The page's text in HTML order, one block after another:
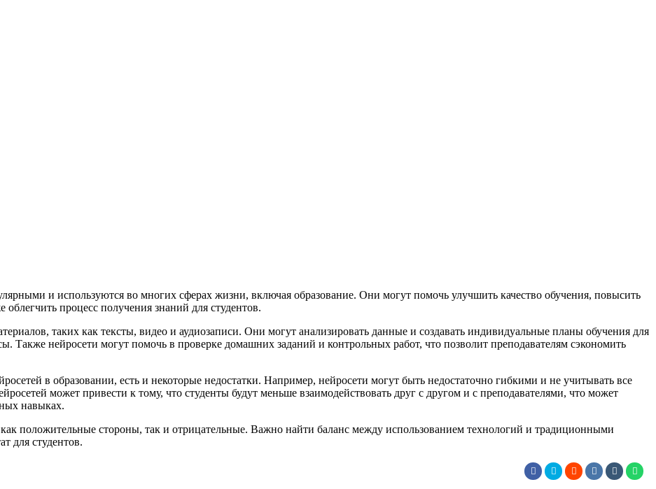
и используются во многих сферах жизни, включая образование. Они могут помочь улучшить качество обучения, повысить
процесс получения знаний для студентов.
таких как тексты, видео и аудиозаписи. Они могут анализировать данные и создавать индивидуальные планы обучения для
Также нейросети могут помочь в проверке домашних заданий и контрольных работ, что позволит преподавателям сэкономить
в образовании, есть и некоторые недостатки. Например, нейросети могут быть недостаточно гибкими и не учитывать все
может привести к тому, что студенты будут меньше взаимодействовать друг с другом и с преподавателями, что может
навыках.
положительные стороны, так и отрицательные. Важно найти баланс между использованием технологий и традиционными
для студентов.